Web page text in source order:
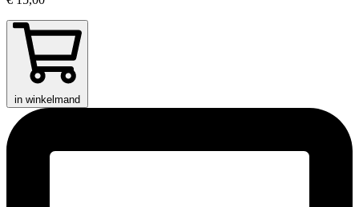
in winkelmand